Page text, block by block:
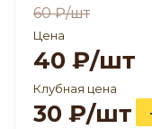
60₽/шт
Цена
40 ₽/шт
Клубная цена
30 ₽/шт